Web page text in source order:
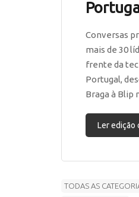
Conversas
mais de 30
frente da
Portugal,
Braga à Blip
Ler edição
TODAS AS